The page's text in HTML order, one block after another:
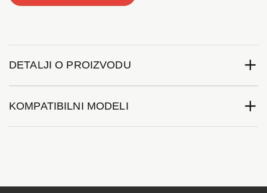
DETALJI O PROIZVODU
KOMPATIBILNI MODELI